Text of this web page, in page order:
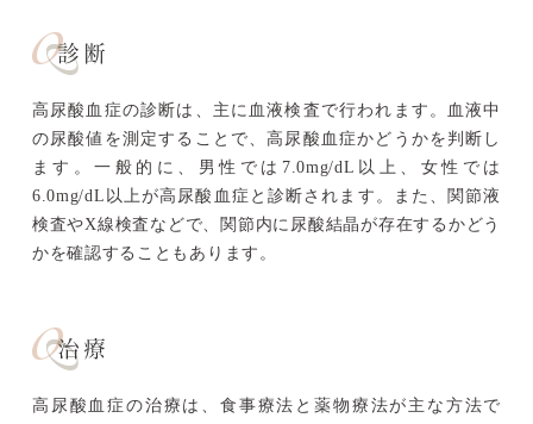
診断
高尿酸血症の診断は、主に血液検査で行われます。血液中
の尿酸値を測定することで、高尿酸血症かどうかを判断し
ます。一般的に、男性では7.0mg/dL以上、女性では
6.0mg/dL以上が高尿酸血症と診断されます。また、関節液
検査やX線検査などで、関節内に尿酸結晶が存在するかどう
かを確認することもあります。
治療
高尿酸血症の治療は、食事療法と薬物療法が主な方法で